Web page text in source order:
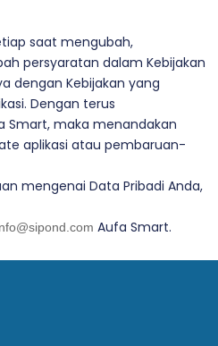
saat mengubah,
persyaratan dalam Kebijakan
dengan Kebijakan yang
Dengan terus
Smart, maka menandakan
aplikasi atau pembaruan-
mengenai Data Pribadi Anda,
Aufa Smart.